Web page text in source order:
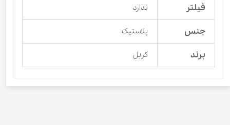
فیلتر ندارد
جنس پلاستیک
برند کربل